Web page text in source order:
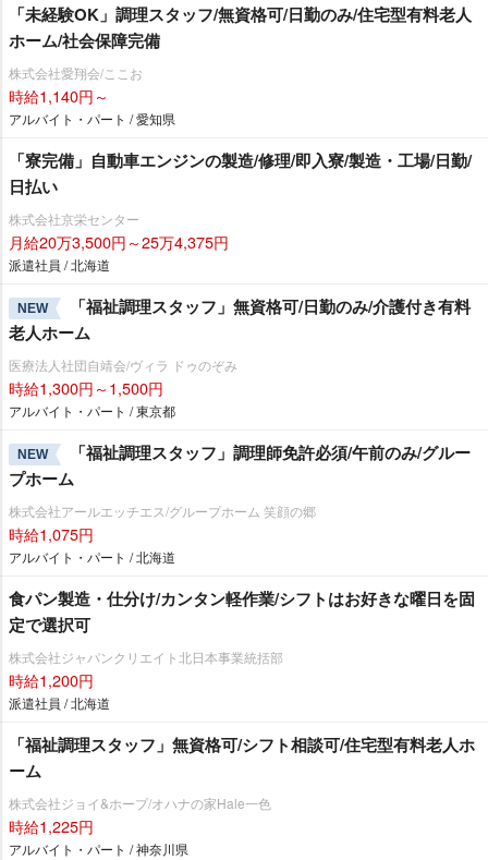
「未経験OK」調理スタッフ/無資格可/日勤のみ/住宅型有料老人
ホーム/社会保障完備
株式会社愛翔会/ここお
時給1,140円～
アルバイト・パート / 愛知県
「寮完備」自動車エンジンの製造/修理/即入寮/製造・工場/日勤/
日払い
株式会社京栄センター
月給20万3,500円～25万4,375円
派遣社員 / 北海道
NEW
「福祉調理スタッフ」無資格可/日勤のみ/介護付き有料
老人ホーム
医療法人社団自靖会/ヴィラ ドゥのぞみ
時給1,300円～1,500円
アルバイト・パート / 東京都
NEW
「福祉調理スタッフ」調理師免許必須/午前のみ/グルー
プホーム
株式会社アールエッチエス/グループホーム 笑顔の郷
時給1,075円
アルバイト・パート / 北海道
食パン製造・仕分け/カンタン軽作業/シフトはお好きな曜日を固
定で選択可
株式会社ジャパンクリエイト北日本事業統括部
時給1,200円
派遣社員 / 北海道
「福祉調理スタッフ」無資格可/シフト相談可/住宅型有料老人ホ
ーム
株式会社ジョイ&ホープ/オハナの家Hale一色
時給1,225円
アルバイト・パート / 神奈川県